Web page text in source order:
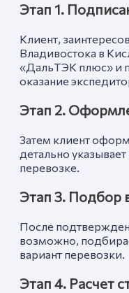
Этап 1.
Клиент,
Владивостока в
«ДальТЭК плюс» и
оказание
Этап 2.
Затем клиент
детально
перевозке.
Этап 3. Подбор
После
возможно,
вариант перевозки.
Этап 4. Расчет